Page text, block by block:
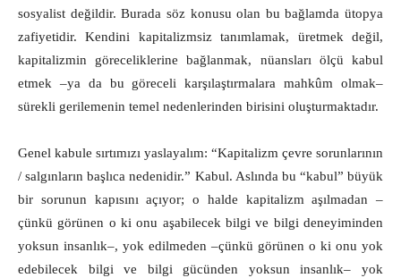
sosyalist değildir. Burada söz konusu olan bu bağlamda ütopya
zafiyetidir. Kendini kapitalizmsiz tanımlamak, üretmek değil,
kapitalizmin göreceliklerine bağlanmak, nüansları ölçü kabul
etmek ‒ya da bu göreceli karşılaştırmalara mahkûm olmak‒
sürekli gerilemenin temel nedenlerinden birisini oluşturmaktadır.
Genel kabule sırtımızı yaslayalım: “Kapitalizm çevre sorunlarının
/ salgınların başlıca nedenidir.” Kabul. Aslında bu “kabul” büyük
bir sorunun kapısını açıyor; o halde kapitalizm aşılmadan –
çünkü görünen o ki onu aşabilecek bilgi ve bilgi deneyiminden
yoksun insanlık‒, yok edilmeden –çünkü görünen o ki onu yok
edebilecek bilgi ve bilgi gücünden yoksun insanlık‒ yok